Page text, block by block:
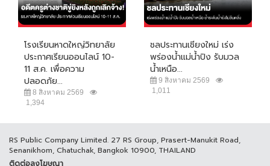
โรงเรียนหาดใหญ่วิทยาลัย
ประกาศเรียนออนไลน์ 10-
11 ส.ค. เพื่อความ
ปลอดภัย...
8 สิงหาคม 2569
1,394
ชลประทานเชียงใหม่ เร่ง
พร่องน้ำแม่น้ำปิง รับมวล
น้ำเหนือ...
9 สิงหาคม 2569
1,011
RS Public Company Limited. 27 RS Group, Prasert-Manukit Road,
Senanikhom, Chatuchak, Bangkok 10900, THAILAND
ติดต่อลงโฆษณา